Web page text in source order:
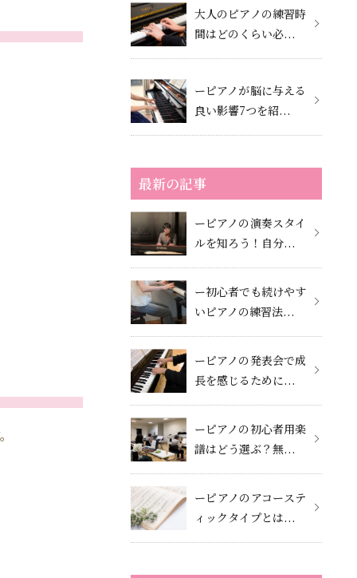
大人のピアノの練習時
間はどのくらい必...
ーピアノが脳に与える
良い影響7つを紹...
最新の記事
ーピアノの演奏スタイ
ルを知ろう！自分...
ー初心者でも続けやす
いピアノの練習法...
ーピアノの発表会で成
長を感じるために...
ーピアノの初心者用楽
譜はどう選ぶ？無...
ーピアノのアコーステ
ィックタイプとは...